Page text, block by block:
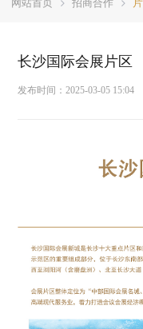
网站首页 招商合作
长沙国际会展片区
发布时间： 2025-03-05 15:04